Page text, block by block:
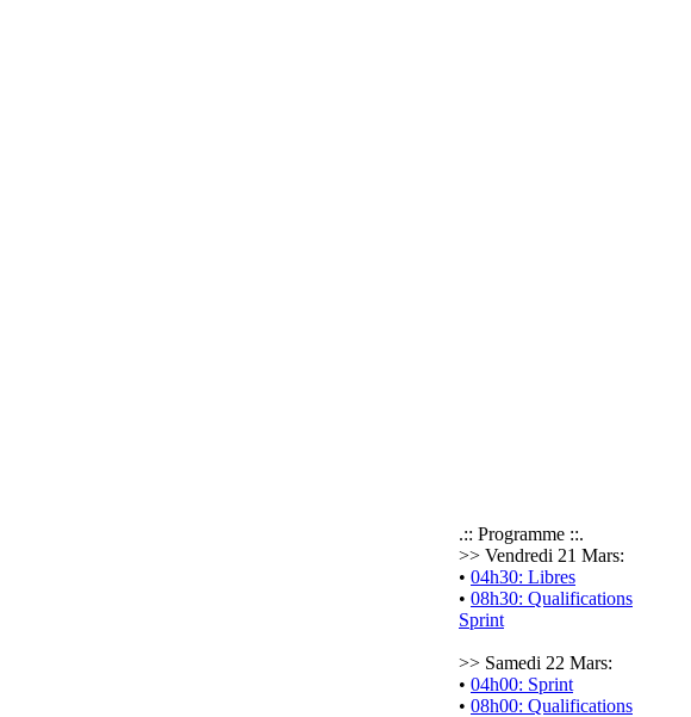
.:: Programme ::.
>> Vendredi 21 Mars:
• 04h30: Libres
• 08h30: Qualifications
Sprint
>> Samedi 22 Mars:
• 04h00: Sprint
• 08h00: Qualifications